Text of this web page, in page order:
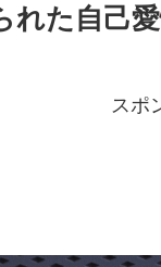
れた自己
スポ